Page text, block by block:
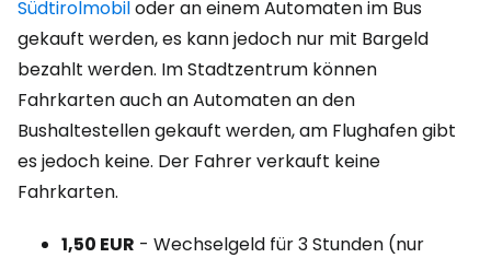
Südtirolmobiloder an einem Automaten im Bus
gekauft werden, es kann jedoch nur mit Bargeld
bezahlt werden. Im Stadtzentrum können
Fahrkarten auch an Automaten an den
Bushaltestellen gekauft werden, am Flughafen gibt
es jedoch keine. Der Fahrer verkauft keine
Fahrkarten.
1,50 EUR - Wechselgeld für 3 Stunden (nur